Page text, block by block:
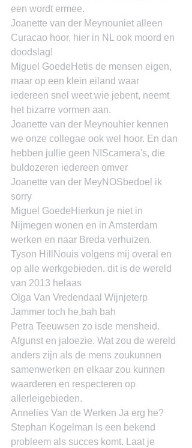
een wordt ermee.
Joanette van der Meynouniet alleen
Curacao hoor, hier in NL ook moord en
doodslag!
Miguel GoedeHetis de mensen eigen,
maar op een klein eiland waar
iedereen snel weet wie jebent, neemt
het bizarre vormen aan.
Joanette van der Meynouhier kennen
we onze collegae ook wel hoor. En dan
hebben jullie geen NIScamera's, die
buldozeren iedereen omver
Joanette van der MeyNOSbedoel ik
sorry
Miguel GoedeHierkun je niet in
Nijmegen wonen en in Amsterdam
werken en naar Breda verhuizen.
Tyson HillNouis volgens mij overal en
op alle werkgebieden. dit is de wereld
van 2013 helaas
Olga Van Vredendaal Wijnjeterp
Jammer toch he,bah bah
Petra Teeuwsen zo isde mensheid.
Afgunst en jaloezie. Wat zou de wereld
anders zijn als de mens zoukunnen
samenwerken en elkaar zou kunnen
waarderen en respecteren op
allerleigebieden.
Annelies Van de Werken Ja erg he?
Stephan Kogelman Is een bekend
probleem als succes komt. Laat je